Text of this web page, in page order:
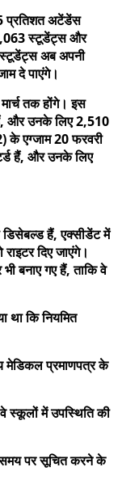
प्रतिशत अटेंडेंस
स्टूडेंट्स और
अब अपनी
दे पाएंगे।
तक होंगे। इस
और उनके लिए 2,510
के एग्जाम 20 फरवरी
हैं, और उनके लिए
हैं, एक्सीडेंट में
दिए जाएंगे।
बनाए गए हैं, ताकि वे
था कि नियमित
मेडिकल प्रमाणपत्र के
वे स्कूलों में उपस्थिति की
समय पर सूचित करने के